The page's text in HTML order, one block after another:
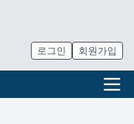
로그인 회원가입